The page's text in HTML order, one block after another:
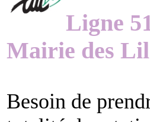
Ligne
Mairie des
Besoin de